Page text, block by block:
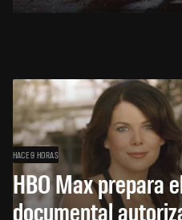
HACE 9 HORAS
HBO Max prepara
documental